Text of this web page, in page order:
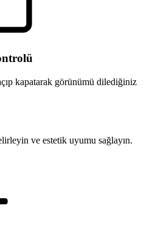
kapatarak görünümü dilediğiniz
ve estetik uyumu sağlayın.